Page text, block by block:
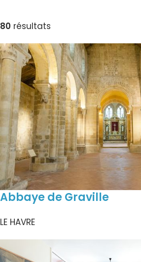
80 résultats
Abbaye de Graville
LE HAVRE